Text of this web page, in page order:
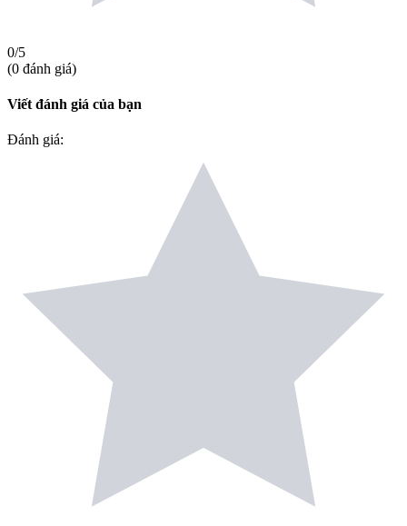
0/5
(0 đánh giá)
Viết đánh giá của bạn
Đánh giá: